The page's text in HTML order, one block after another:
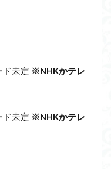
未定 ※NHKかテレ
未定 ※NHKかテレ